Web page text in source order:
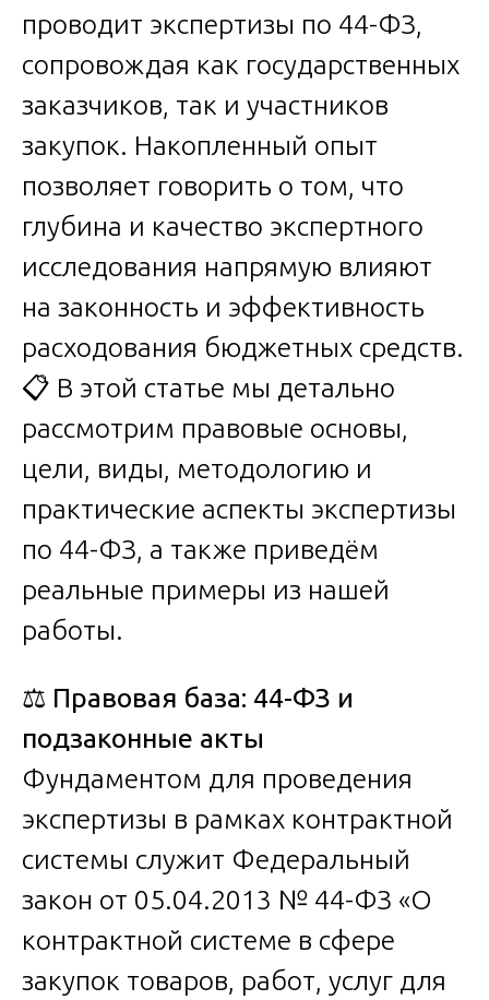
проводит экспертизы по 44-ФЗ,
сопровождая как государственных
заказчиков, так и участников
закупок. Накопленный опыт
позволяет говорить о том, что
глубина и качество экспертного
исследования напрямую влияют
на законность и эффективность
расходования бюджетных средств.
📋 В этой статье мы детально
рассмотрим правовые основы,
цели, виды, методологию и
практические аспекты экспертизы
по 44-ФЗ, а также приведём
реальные примеры из нашей
работы.
⚖️ Правовая база: 44-ФЗ и
подзаконные акты
Фундаментом для проведения
экспертизы в рамках контрактной
системы служит Федеральный
закон от 05.04.2013 № 44-ФЗ «О
контрактной системе в сфере
закупок товаров, работ, услуг для